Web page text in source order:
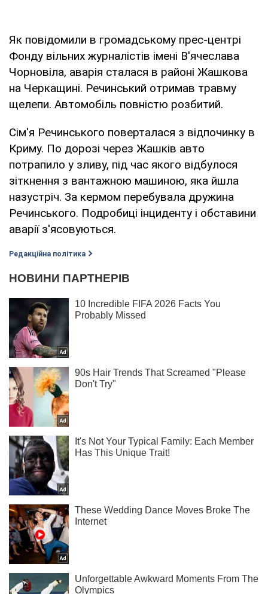
Як повідомили в громадському прес-центрі
Фонду вільних журналістів імені В'ячеслава
Чорновіла, аварія сталася в районі Жашкова
на Черкащині. Речинський отримав травму
щелепи. Автомобіль повністю розбитий.
Сім'я Речинського поверталася з відпочинку в
Криму. По дорозі через Жашків авто
потрапило у зливу, під час якого відбулося
зіткнення з вантажною машиною, яка йшла
назустріч. За кермом перебувала дружина
Речинського. Подробиці інциденту і обставини
аварії з'ясовуються.
Редакційна політика